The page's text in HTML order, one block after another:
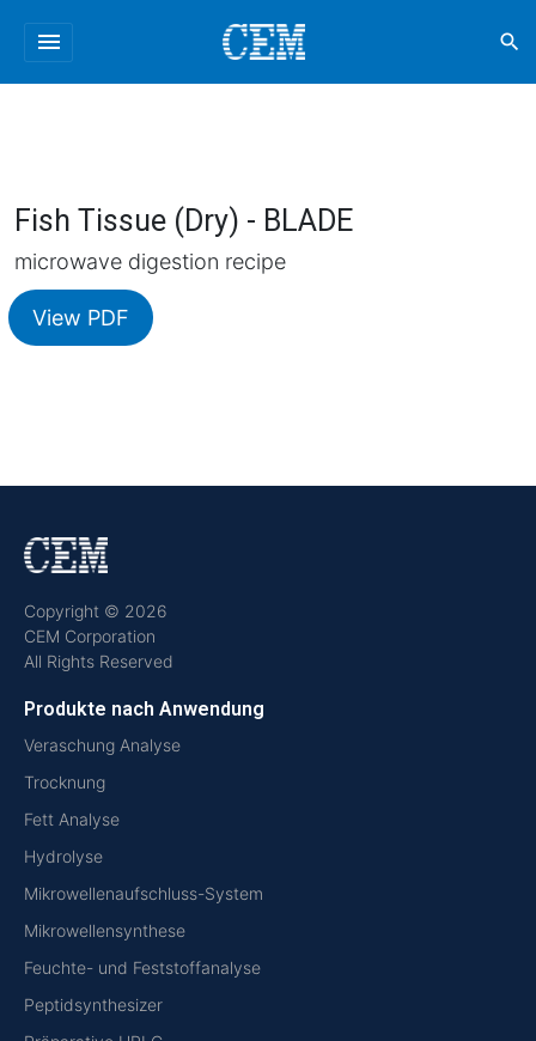
menu search
Fish Tissue (Dry) - BLADE
microwave digestion recipe
View PDF
Copyright © 2026
CEM Corporation
All Rights Reserved
Produkte nach Anwendung
Veraschung Analyse
Trocknung
Fett Analyse
Hydrolyse
Mikrowellenaufschluss-System
Mikrowellensynthese
Feuchte- und Feststoffanalyse
Peptidsynthesizer